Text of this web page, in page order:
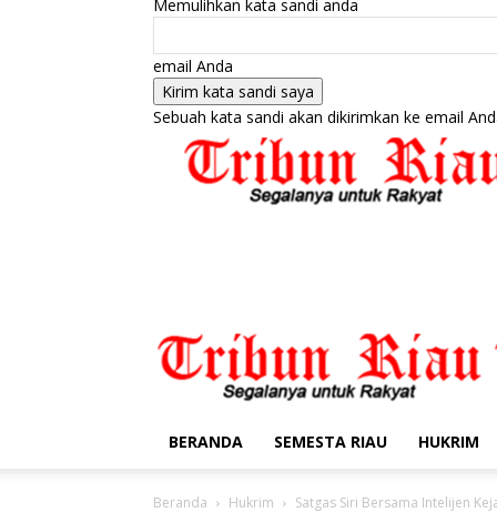
Memulihkan kata sandi anda
email Anda
Sebuah kata sandi akan dikirimkan ke email
BERANDA SEMESTA RIAU HUKRIM
Beranda Hukrim Satgas Siri Bersama Intelijen